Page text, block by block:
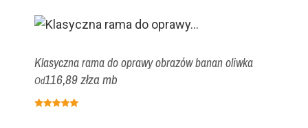
Klasyczna rama do oprawy obrazów banan oliwka
Od116,89 złza mb